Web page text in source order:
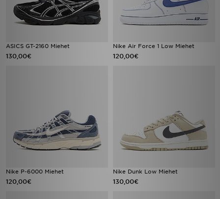
ASICS GT-2160 Miehet
130,00€
Nike Air Force 1 Low Miehet
120,00€
Nike P-6000 Miehet
120,00€
Nike Dunk Low Miehet
130,00€